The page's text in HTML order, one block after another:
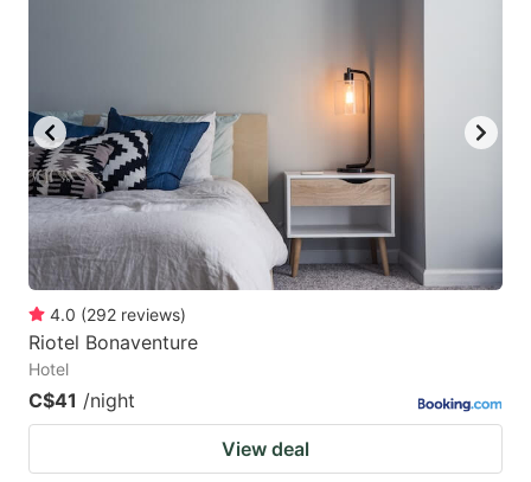
4.0 (292 reviews)
Riotel Bonaventure
Hotel
C$41 /night
View deal